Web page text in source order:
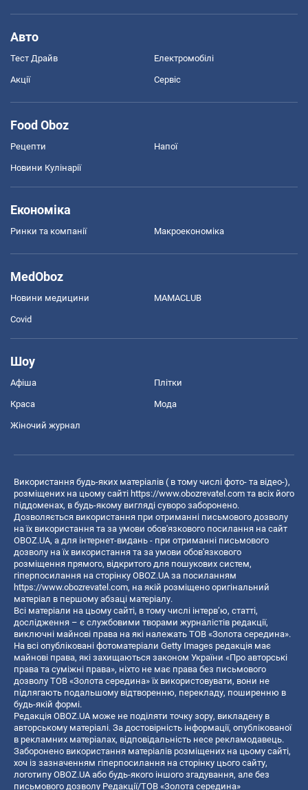
Авто
Тест Драйв Електромобілі
Акції Сервіс
Food Oboz
Рецепти Напої
Новини Кулінарії
Економіка
Ринки та компанії Макроекономіка
MedOboz
Новини медицини MAMACLUB
Covid
Шоу
Афіша Плітки
Краса Мода
Жіночий журнал
Використання будь-яких матеріалів ( в тому числі фото- та відео-),
розміщених на цьому сайті https://www.obozrevatel.com та всіх його
піддоменах, в будь-якому вигляді суворо заборонено.
Дозволяється використання при отриманні письмового дозволу
на їх використання та за умови обов'язкового посилання на сайт
OBOZ.UA, а для інтернет-видань - при отриманні письмового
дозволу на їх використання та за умови обов'язкового
розміщення прямого, відкритого для пошукових систем,
гіперпосилання на сторінку OBOZ.UA за посиланням
https://www.obozrevatel.com, на якій розміщено оригінальний
матеріал в першому абзаці матеріалу.
Всі матеріали на цьому сайті, в тому числі інтерв’ю, статті,
дослідження – є службовими творами журналістів редакції,
виключні майнові права на які належать ТОВ «Золота середина».
На всі опубліковані фотоматеріали Getty Images редакція має
майнові права, які захищаються законом України «Про авторські
права та суміжні права», ніхто не має права без письмового
дозволу ТОВ «Золота середина» їх використовувати, вони не
підлягають подальшому відтворенню, перекладу, поширенню в
будь-якій формі.
Редакція OBOZ.UA може не поділяти точку зору, викладену в
авторському матеріалі. За достовірність інформації, опублікованої
в рекламних матеріалах, відповідальність несе рекламодавець.
Заборонено використання матеріалів розміщених на цьому сайті,
хоч із зазначенням гіперпосилання на сторінку цього сайту,
логотипу OBOZ.UA або будь-якого іншого згадування, але без
письмового дозволу Редакції/ТОВ «Золота середина»